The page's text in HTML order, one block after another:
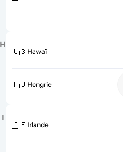
H
🇺🇸Hawaï
🇭🇺Hongrie
I
🇮🇪Irlande